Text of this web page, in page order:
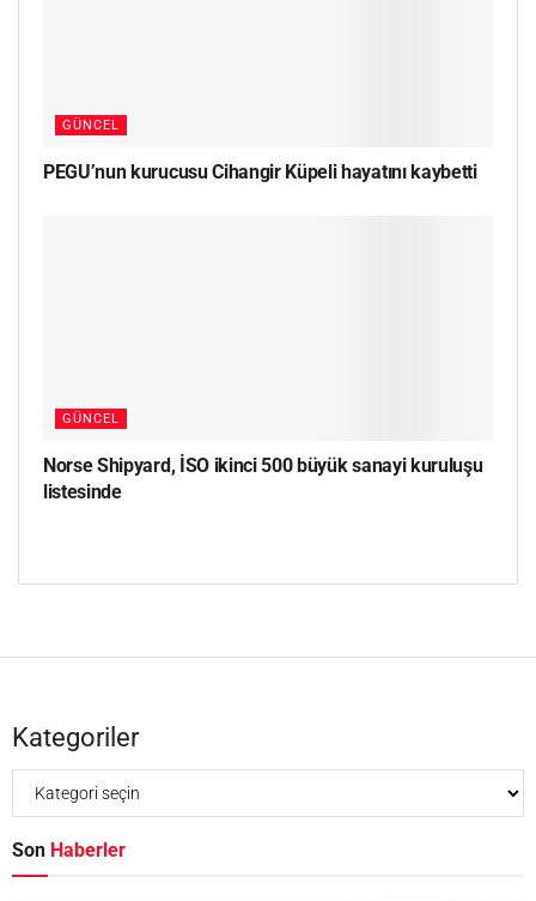
GÜNCEL
PEGU’nun kurucusu Cihangir Küpeli hayatını kaybetti
GÜNCEL
Norse Shipyard, İSO ikinci 500 büyük sanayi kuruluşu
listesinde
Kategoriler
Son Haberler